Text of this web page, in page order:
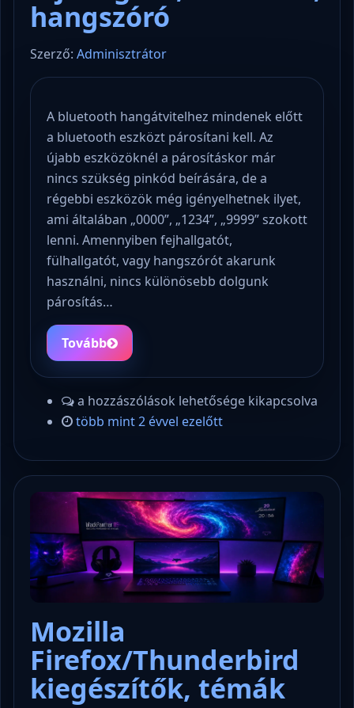
hangszóró
Szerző: Adminisztrátor
A bluetooth hangátvitelhez mindenek előtt
a bluetooth eszközt párosítani kell. Az
újabb eszközöknél a párosításkor már
nincs szükség pinkód beírására, de a
régebbi eszközök még igényelhetnek ilyet,
ami általában „0000”, „1234”, „9999” szokott
lenni. Amennyiben fejhallgatót,
fülhallgatót, vagy hangszórót akarunk
használni, nincs különösebb dolgunk
párosítás…
Tovább
a hozzászólások lehetősége kikapcsolva
több mint 2 évvel ezelőtt
Mozilla
Firefox/Thunderbird
kiegészítők, témák